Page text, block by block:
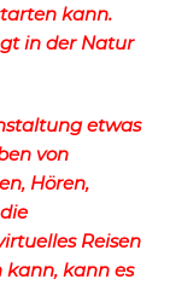
kann.
in der Natur
etwas
von
Hören,
Reisen
kann es